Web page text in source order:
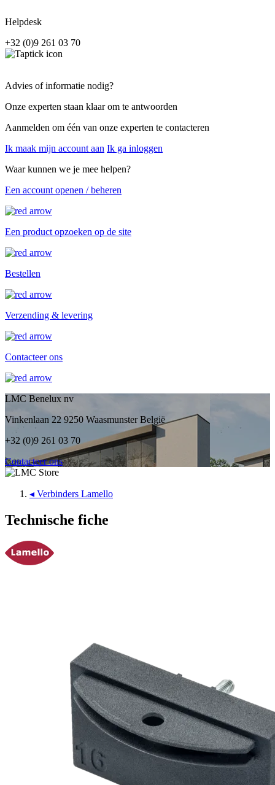
Helpdesk
+32 (0)9 261 03 70
Advies of informatie nodig?
Onze experten staan klaar om te antwoorden
Aanmelden om één van onze experten te contacteren
Ik maak mijn account aan Ik ga inloggen
Waar kunnen we je mee helpen?
Een account openen / beheren
Een product opzoeken op de site
Bestellen
Verzending & levering
Contacteer ons
LMC Benelux nv
Vinkenlaan 22 9250 Waasmunster België
+32 (0)9 261 03 70
Contacteer ons
◂ Verbinders Lamello
Technische fiche